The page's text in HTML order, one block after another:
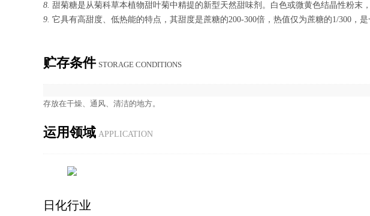
8. 甜菊糖是从菊科草本植物甜叶菊中精提的新型天然甜味剂。白色或微黄色结晶性粉末
9. 它具有高甜度、低热能的特点，其甜度是蔗糖的200-300倍，热值仅为蔗糖的1/300，
贮存条件 STOR­AGE CON­DI­TIONS
存放在干燥、通风、清洁的地方。
运用领域 AP­PLI­CA­TION
日化行业